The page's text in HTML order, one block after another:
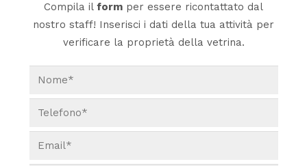
Compila il form per essere ricontattato dal
nostro staff! Inserisci i dati della tua attività per
verificare la proprietà della vetrina.